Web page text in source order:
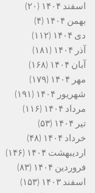
اسفند ۱۴۰۴
(۲۰)
بهمن ۱۴۰۴
(۴)
دی ۱۴۰۴
(۱۱۲)
آذر ۱۴۰۴
(۱۸۱)
آبان ۱۴۰۴
(۱۶۸)
مهر ۱۴۰۴
(۱۷۹)
شهریور ۱۴۰۴
(۱۹۱)
مرداد ۱۴۰۴
(۱۱۶)
تیر ۱۴۰۴
(۵۳)
خرداد ۱۴۰۴
(۴۸)
اردیبهشت ۱۴۰۴
(۱۴۶)
فروردین ۱۴۰۴
(۸۳)
اسفند ۱۴۰۳
(۱۵۳)